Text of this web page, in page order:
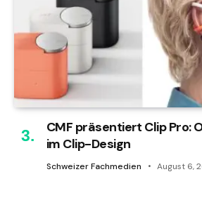
CMF präsentiert Clip Pro:
im Clip-Design
Schweizer Fachmedien August 6,